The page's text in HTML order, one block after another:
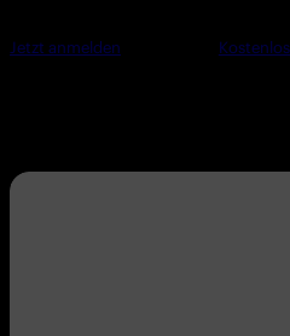
Jetzt anmelden